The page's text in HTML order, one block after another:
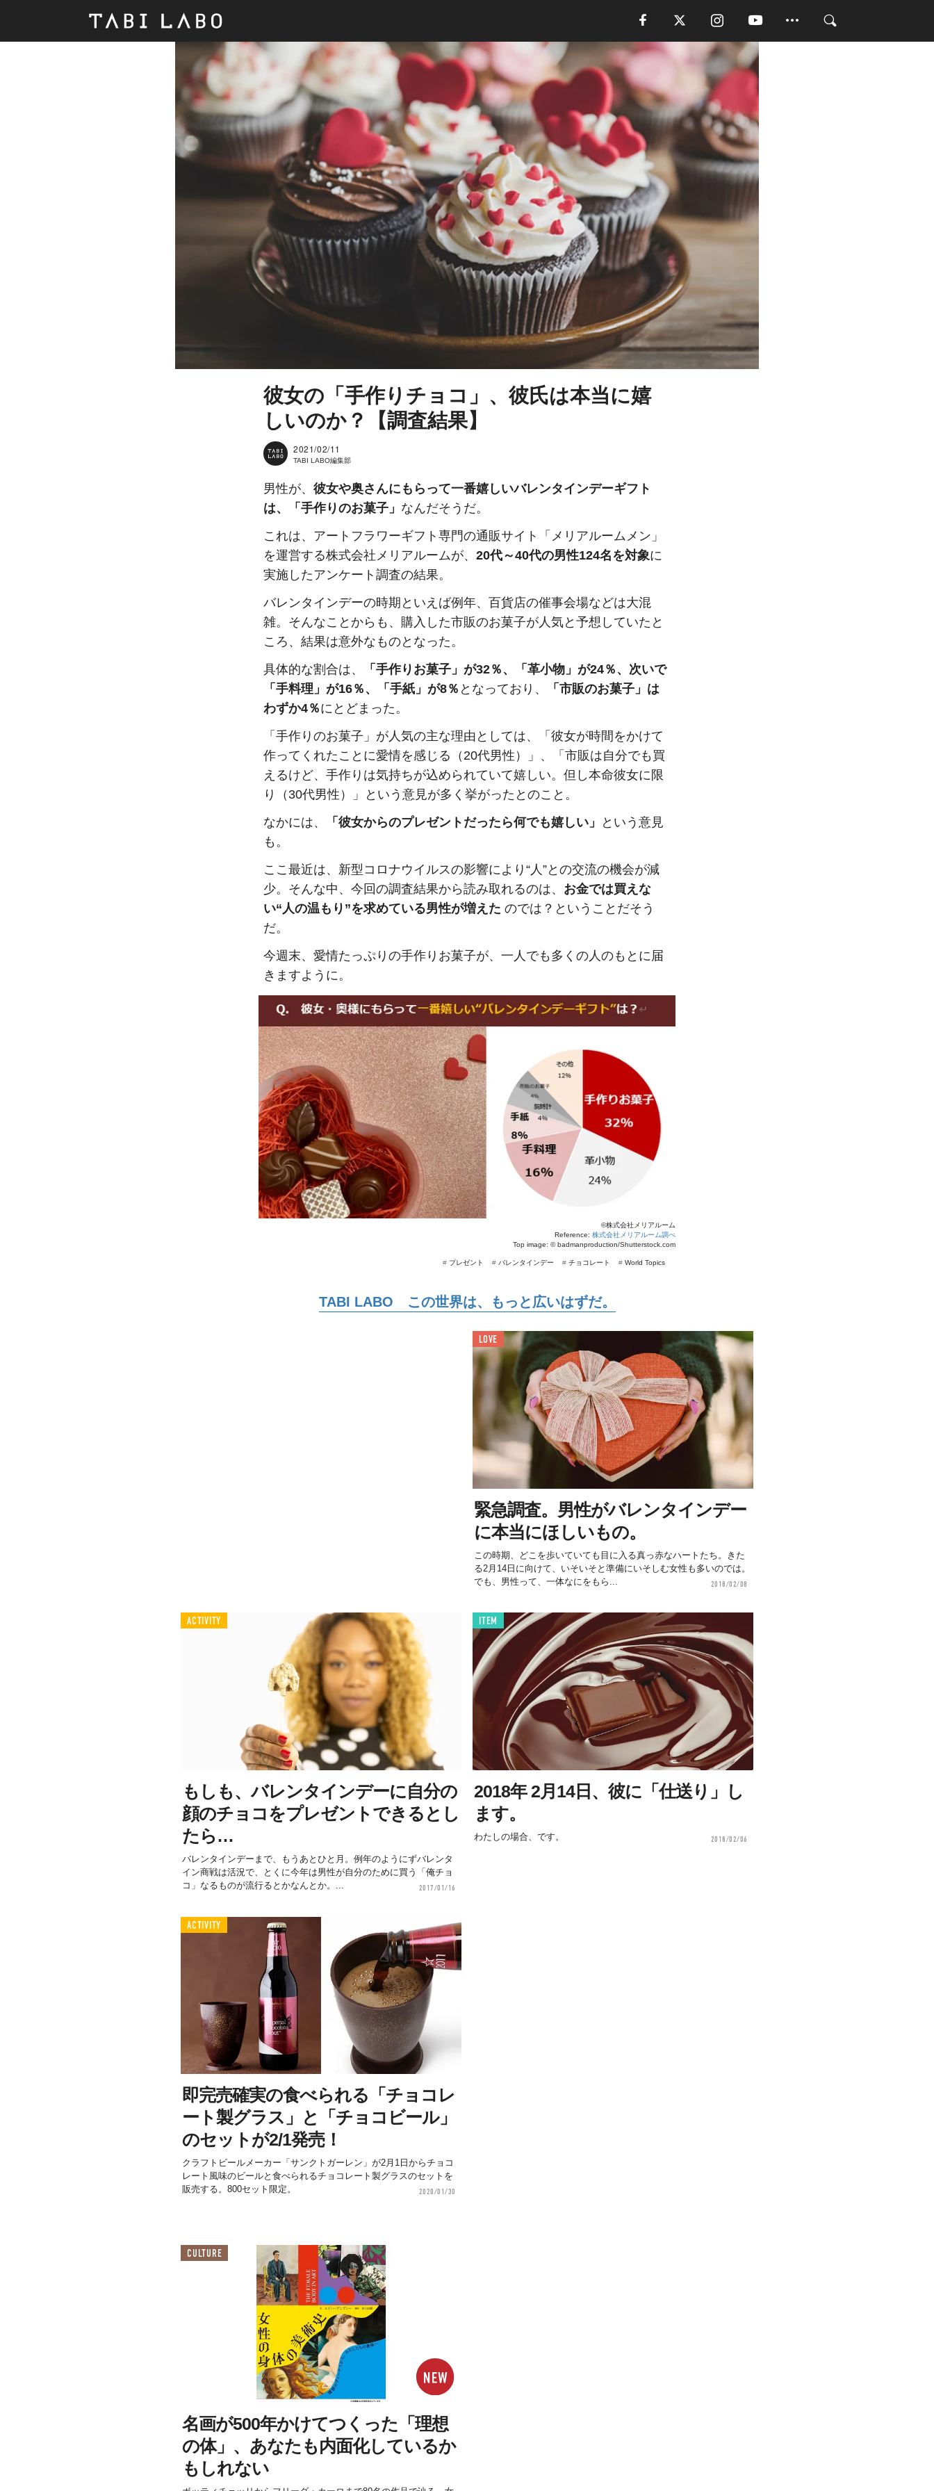
彼女の「手作りチョコ」、彼氏は本当に嬉
しいのか？【調査結果】
2021/02/11
TABI LABO編集部
男性が、 彼女や奥さんにもらって一番嬉しいバレンタインデーギフト
は、「手作りのお菓子」 なんだそうだ。
これは、アートフラワーギフト専門の通販サイト「メリアルームメン」
を運営する株式会社メリアルームが、 20代～40代の男性124名を対象に
実施したアンケート調査の結果。
バレンタインデーの時期といえば例年、百貨店の催事会場などは大混
雑。そんなことからも、購入した市販のお菓子が人気と予想していたと
ころ、結果は意外なものとなった。
具体的な割合は、
「手作りお菓子」が32％、「革小物」が24％、次いで
「手料理」が16％、「手紙」が8％ となっており、
「市販のお菓子」は
わずか4％にとどまった。
「手作りのお菓子」が人気の主な理由としては、「彼女が時間をかけて
作ってくれたことに愛情を感じる（20代男性）」、「市販は自分でも買
えるけど、手作りは気持ちが込められていて嬉しい。但し本命彼女に限
り（30代男性）」という意見が多く挙がったとのこと。
なかには、
「彼女からのプレゼントだったら何でも嬉しい」
という意見
も。
ここ最近は、新型コロナウイルスの影響により“人”との交流の機会が減
少。そんな中、今回の調査結果から読み取れるのは、 お金では買えな
い“人の温もり”を求めている男性が増えた のでは？ということだそう
だ。
今週末、愛情たっぷりの手作りお菓子が、一人でも多くの人のもとに届
きますように。
©株式会社メリアルーム
Reference: 株式会社メリアルーム調べ
Top image: ©badmanproduction/Shutterstock.com
# World Topics
# チョコレート
# バレンタインデー
# プレゼント
TABI LABO この世界は、もっと広いはずだ。
LOVE
緊急調査。男性がバレンタインデー
に本当にほしいもの。
この時期、どこを歩いていても目に入る真っ赤なハートたち。きた
る2月14日に向けて、いそいそと準備にいそしむ女性も多いのでは。
でも、男性って、一体なにをもら...
2018/02/08
ACTIVITY
もしも、バレンタインデーに自分の
顔のチョコをプレゼントできるとし
たら…
バレンタインデーまで、もうあとひと月。例年のようにずバレンタ
イン商戦は活況で、とくに今年は男性が自分のために買う「俺チョ
コ」なるものが流行るとかなんとか。...
2017/01/16
ITEM
2018年 2月14日、彼に「仕送り」し
ます。
わたしの場合、です。 2018/02/06
ACTIVITY
即完売確実の食べられる「チョコレ
ート製グラス」と「チョコビール」
のセットが2/1発売！
クラフトビールメーカー「サンクトガーレン」が2月1日からチョコ
レート風味のビールと食べられるチョコレート製グラスのセットを
販売する。800セット限定。
2020/01/30
CULTURE
名画が500年かけてつくった「理想
の体」、あなたも内面化しているか
もしれない